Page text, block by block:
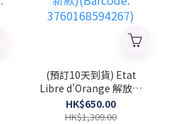
(預訂10天到貨) Etat
Libre d'Orange 解放橘
郡 Let's Pretend 陪我演
完 中性濃香水 100ml
HK$650.00
HK$1,309.00